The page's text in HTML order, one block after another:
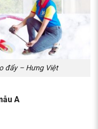
đẩy – Hưng Việt
A